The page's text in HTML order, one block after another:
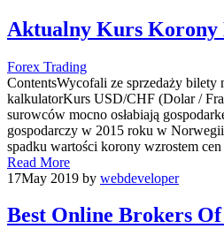
Aktualny Kurs Korony
Forex Trading
ContentsWycofali ze sprzedaży
kalkulatorKurs USD/CHF (Dolar /
surowców mocno osłabiają
gospodarczy w 2015 roku w
spadku wartości korony wzrostem
Read More
17May 2019 by webdeveloper
Best Online Brokers